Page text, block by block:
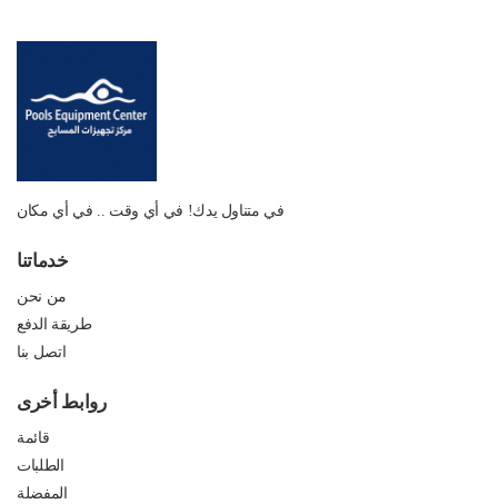
في متناول يدك! في أي وقت .. في أي مكان
خدماتنا
من نحن
طريقة الدفع
اتصل بنا
روابط أخرى
قائمة
الطلبات
المفضلة